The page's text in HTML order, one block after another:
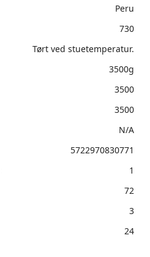
Peru
730
Tørt ved stuetemperatur.
3500g
3500
3500
N/A
5722970830771
1
72
3
24